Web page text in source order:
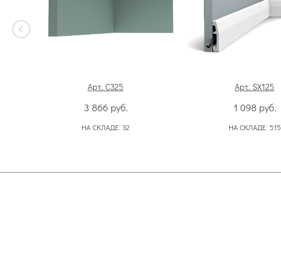
Арт. C325
3 866 руб.
НА СКЛАДЕ: 32
Арт. SX125
1 098 руб.
НА СКЛАДЕ: 515